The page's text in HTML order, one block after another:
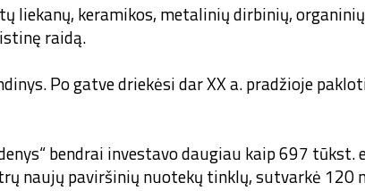
keramikos, metalinių dirbinių,
raidą.
Po gatve driekėsi dar XX a. pradžioje
bendrai investavo daugiau kaip 697 tūkst.
naujų paviršinių nuotekų tinklų, sutvarkė 120